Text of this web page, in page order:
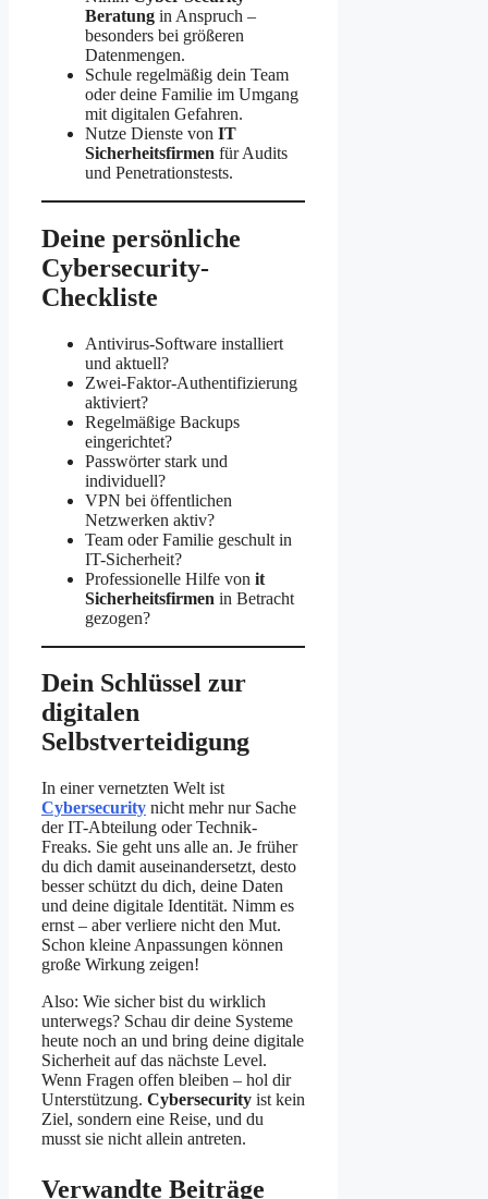
Beratung in Anspruch –
besonders bei größeren
Datenmengen.
Schule regelmäßig dein Team
oder deine Familie im Umgang
mit digitalen Gefahren.
Nutze Dienste von IT
Sicherheitsfirmen für Audits
und Penetrationstests.
Deine persönliche
Cybersecurity-
Checkliste
Antivirus-Software installiert
und aktuell?
Zwei-Faktor-Authentifizierung
aktiviert?
Regelmäßige Backups
eingerichtet?
Passwörter stark und
individuell?
VPN bei öffentlichen
Netzwerken aktiv?
Team oder Familie geschult in
IT-Sicherheit?
Professionelle Hilfe von it
Sicherheitsfirmen in Betracht
gezogen?
Dein Schlüssel zur
digitalen
Selbstverteidigung
In einer vernetzten Welt ist
Cybersecurity nicht mehr nur Sache
der IT-Abteilung oder Technik-
Freaks. Sie geht uns alle an. Je früher
du dich damit auseinandersetzt, desto
besser schützt du dich, deine Daten
und deine digitale Identität. Nimm es
ernst – aber verliere nicht den Mut.
Schon kleine Anpassungen können
große Wirkung zeigen!
Also: Wie sicher bist du wirklich
unterwegs? Schau dir deine Systeme
heute noch an und bring deine digitale
Sicherheit auf das nächste Level.
Wenn Fragen offen bleiben – hol dir
Unterstützung. Cybersecurity ist kein
Ziel, sondern eine Reise, und du
musst sie nicht allein antreten.
Verwandte Beiträge